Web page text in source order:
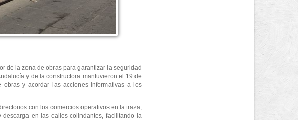
de la zona de obras para garantizar la seguridad
y de la constructora mantuvieron el 19 de
y acordar las acciones informativas a los
con los comercios operativos en la traza,
en las calles colindantes, facilitando la